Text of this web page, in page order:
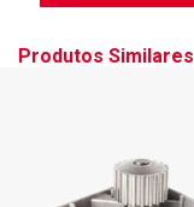
Produtos Similares